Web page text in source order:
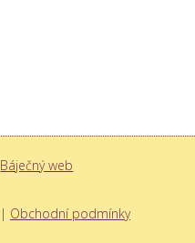
Báječný web
| Obchodní podmínky